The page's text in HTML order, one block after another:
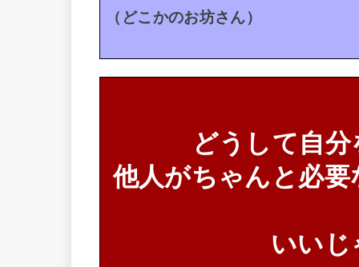
（どこかのお坊さん）
どうして自
他人がちゃんと必
いい